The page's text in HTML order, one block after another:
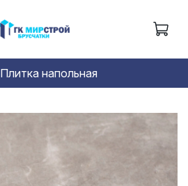
Плитка напольная